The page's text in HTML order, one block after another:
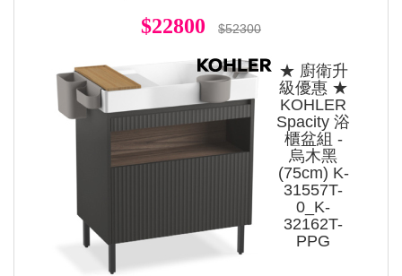
$22800 $52300
★ 廚衛升
級優惠 ★
KOHLER
Spacity 浴
櫃盆組 -
烏木黑
(75cm) K-
31557T-
0_K-
32162T-
PPG